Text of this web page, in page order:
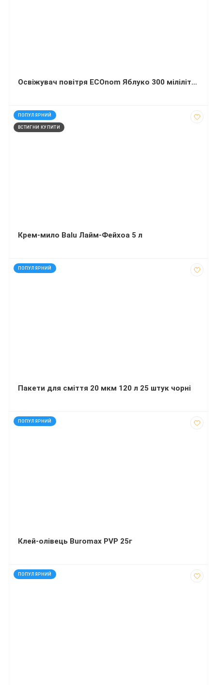
Освіжувач повітря ECOnom Яблуко 300 мілілітрів
ПОПУЛЯРНИЙ
ВСТИГНИ КУПИТИ
код: 32459
Крем-мило Balu Лайм-Фейхоа 5 л
ПОПУЛЯРНИЙ
код: 927679
Пакети для сміття 20 мкм 120 л 25 штук чорні
ПОПУЛЯРНИЙ
код: 798
Клей-олiвець Buromax PVP 25г
ПОПУЛЯРНИЙ
код: 40776